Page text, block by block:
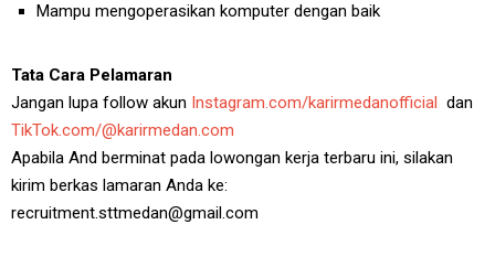
Mampu mengoperasikan komputer dengan baik
Tata Cara Pelamaran
Jangan lupa follow akun Instagram.com/karirmedanofficial dan
TikTok.com/@karirmedan.com
Apabila And berminat pada lowongan kerja terbaru ini, silakan
kirim berkas lamaran Anda ke:
recruitment.sttmedan@gmail.com